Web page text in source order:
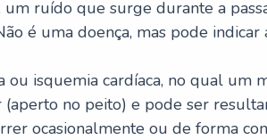
um ruído que surge durante a
é uma doença, mas pode
ou isquemia cardíaca, no qual um
(aperto no peito) e pode ser
ocasionalmente ou de forma